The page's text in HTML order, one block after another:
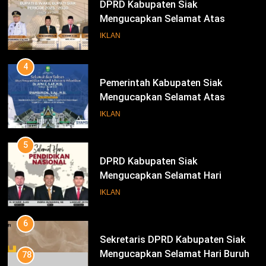
Pemerintah Kabupaten Siak
Mengucapkan Selamat Atas
Pengambilan Sumpah Jabatan
IKLAN
5
DPRD Kabupaten Siak
Mengucapkan Selamat Hari
Pendidikan Nasional
IKLAN
6
Sekretaris DPRD Kabupaten Siak
Mengucapkan Selamat Hari Buruh
IKLAN
7
KENALI WARNA SURAT SUARA
PILKADA SIAK TAHUN 2024
78